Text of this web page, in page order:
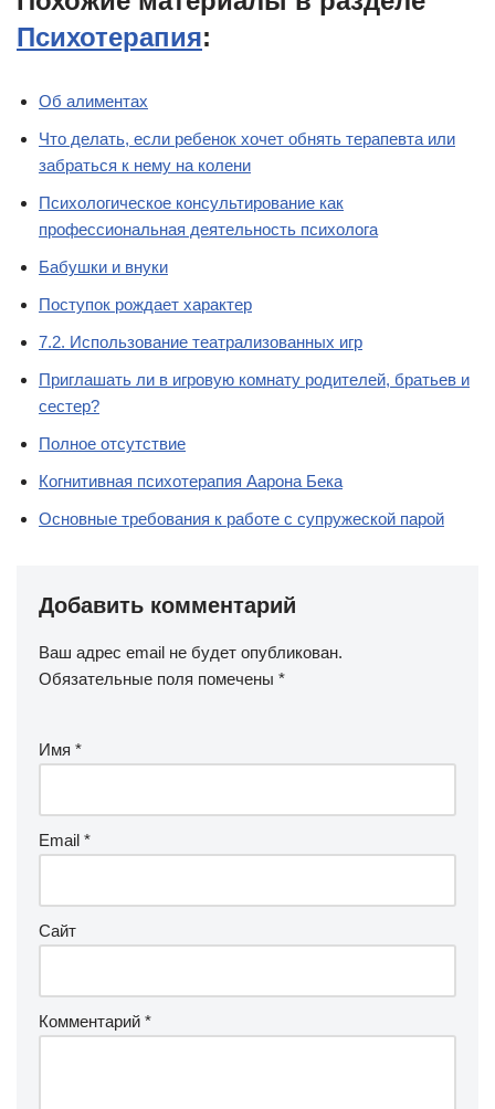
Психотерапия:
Об алиментах
Что делать, если ребенок хочет обнять терапевта или
забраться к нему на колени
Психологическое консультирование как
профессиональная деятельность психолога
Бабушки и внуки
Поступок рождает характер
7.2. Использование театрализованных игр
Приглашать ли в игровую комнату родителей, братьев и
сестер?
Полное отсутствие
Когнитивная психотерапия Аарона Бека
Основные требования к работе с супружеской парой
Добавить комментарий
Ваш адрес email не будет опубликован.
Обязательные поля помечены *
Имя *
Email *
Сайт
Комментарий *